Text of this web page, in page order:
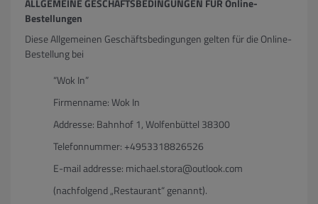
ALLGEMEINE GESCHÄFTSBEDINGUNGEN FÜR Online-
Bestellungen
Diese Allgemeinen Geschäftsbedingungen gelten für die Online-
Bestellung bei
“Wok In”
Firmenname: Wok In
Addresse: Bahnhof 1, Wolfenbüttel 38300
Telefonnummer: +4953318826526
E-mail addresse: michael.stora@outlook.com
(nachfolgend „Restaurant“ genannt).